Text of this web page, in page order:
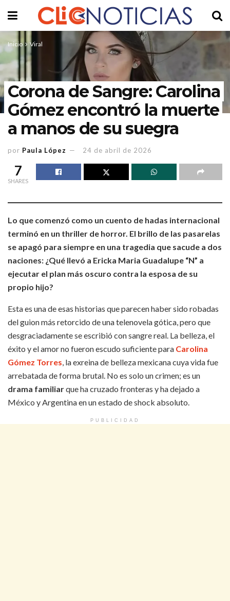
Inicio Viral
Corona de Sangre: Carolina
Gómez encontró la muerte
a manos de su suegra
por Paula López 24 de abril de 2026
7
SHARES
Lo que comenzó como un cuento de hadas internacional
terminó en un thriller de horror. El brillo de las pasarelas
se apagó para siempre en una tragedia que sacude a dos
naciones: ¿Qué llevó a Ericka Maria Guadalupe “N” a
ejecutar el plan más oscuro contra la esposa de su
propio hijo?
Esta es una de esas historias que parecen haber sido robadas
del guion más retorcido de una telenovela gótica, pero que
desgraciadamente se escribió con sangre real. La belleza, el
éxito y el amor no fueron escudo suficiente para Carolina
Gómez Torres , la exreina de belleza mexicana cuya vida fue
arrebatada de forma brutal. No es solo un crimen; es un
drama familiarque ha cruzado fronteras y ha dejado a
México y Argentina en un estado de shock absoluto.
PUBLICIDAD